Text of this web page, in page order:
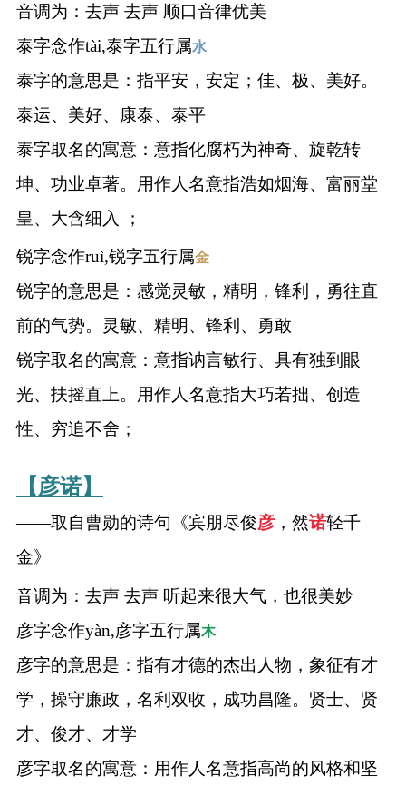
音调为：去声 去声 顺口音律优美
泰字念作tài,泰字五行属水
泰字的意思是：指平安，安定；佳、极、美好。
泰运、美好、康泰、泰平
泰字取名的寓意：意指化腐朽为神奇、旋乾转
坤、功业卓著。用作人名意指浩如烟海、富丽堂
皇、大含细入 ；
锐字念作ruì,锐字五行属金
锐字的意思是：感觉灵敏，精明，锋利，勇往直
前的气势。灵敏、精明、锋利、勇敢
锐字取名的寓意：意指讷言敏行、具有独到眼
光、扶摇直上。用作人名意指大巧若拙、创造
性、穷追不舍；
【彦诺】
——取自曹勋的诗句《宾朋尽俊彦，然诺轻千
金》
音调为：去声 去声 听起来很大气，也很美妙
彦字念作yàn,彦字五行属木
彦字的意思是：指有才德的杰出人物，象征有才
学，操守廉政，名利双收，成功昌隆。贤士、贤
才、俊才、才学
彦字取名的寓意：用作人名意指高尚的风格和坚